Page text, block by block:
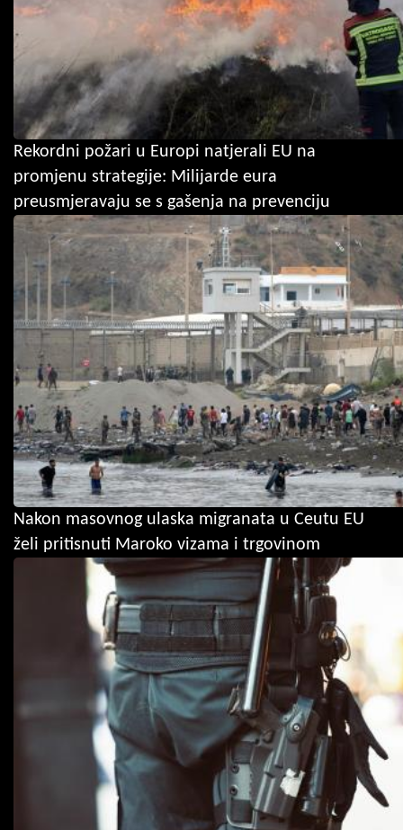
Rekordni požari u Europi natjerali EU na
promjenu strategije: Milijarde eura
preusmjeravaju se s gašenja na prevenciju
Nakon masovnog ulaska migranata u Ceutu EU
želi pritisnuti Maroko vizama i trgovinom